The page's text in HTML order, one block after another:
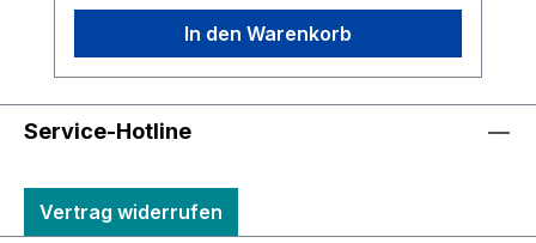
In den Warenkorb
Service-Hotline
Vertrag widerrufen